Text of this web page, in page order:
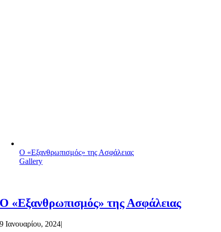
Ο «Εξανθρωπισμός» της Ασφάλειας
Gallery
Ο «Εξανθρωπισμός» της Ασφάλειας
9 Ιανουαρίου, 2024|